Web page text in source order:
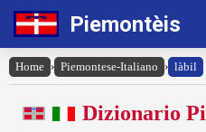
Piemontèis
Home › Piemontese-Italiano › làbil
Dizionario